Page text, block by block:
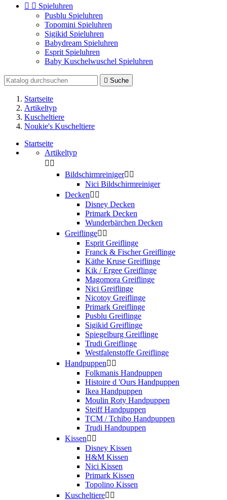
  Spieluhren
Pusblu Spieluhren
Topomini Spieluhren
Sigikid Spieluhren
Babydream Spieluhren
Esprit Spieluhren
Baby Kuschelwuschel Spieluhren
 Suche
Startseite
Artikeltyp
Kuscheltiere
Noukie's Kuscheltiere
Startseite
Artikeltyp
 
Bildschirmreiniger 
Nici Bildschirmreiniger
Decken 
Disney Decken
Primark Decken
Wunderbärchen Decken
Greiflinge 
Esprit Greiflinge
Franck & Fischer Greiflinge
Käthe Kruse Greiflinge
Kik / Ergee Greiflinge
Magomora Greiflinge
Nici Greiflinge
Nicotoy Greiflinge
Primark Greiflinge
Pusblu Greiflinge
Sigikid Greiflinge
Spiegelburg Greiflinge
Trudi Greiflinge
Westfalenstoffe Greiflinge
Handpuppen 
Folkmanis Handpuppen
Histoire d 'Ours Handpuppen
Ikea Handpuppen
Moulin Roty Handpuppen
Steiff Handpuppen
TCM / Tchibo Handpuppen
Trudi Handpuppen
Kissen 
Disney Kissen
H&M Kissen
Nici Kissen
Primark Kissen
Topolino Kissen
Kuscheltiere 